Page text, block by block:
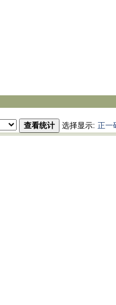
查看统计 选择显示: 正一